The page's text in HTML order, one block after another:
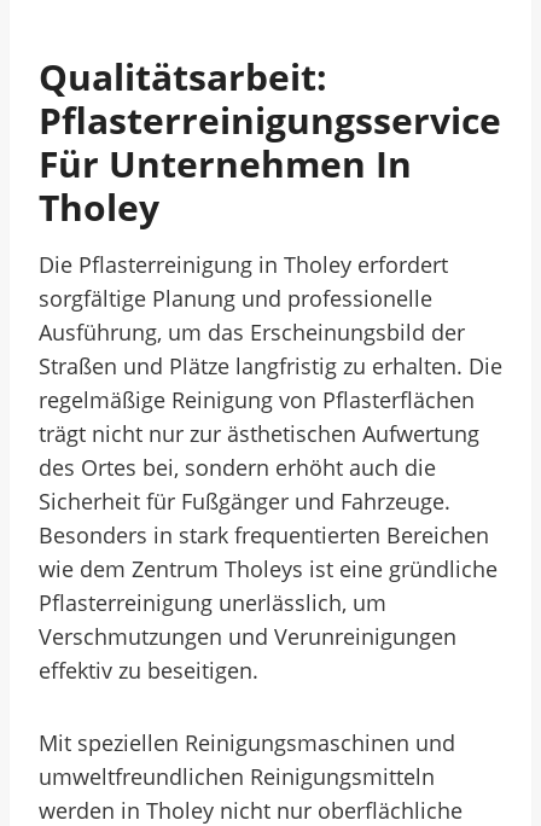
Qualitätsarbeit:
Pflasterreinigungsservice
Für Unternehmen In
Tholey
Die Pflasterreinigung in Tholey erfordert
sorgfältige Planung und professionelle
Ausführung, um das Erscheinungsbild der
Straßen und Plätze langfristig zu erhalten. Die
regelmäßige Reinigung von Pflasterflächen
trägt nicht nur zur ästhetischen Aufwertung
des Ortes bei, sondern erhöht auch die
Sicherheit für Fußgänger und Fahrzeuge.
Besonders in stark frequentierten Bereichen
wie dem Zentrum Tholeys ist eine gründliche
Pflasterreinigung unerlässlich, um
Verschmutzungen und Verunreinigungen
effektiv zu beseitigen.
Mit speziellen Reinigungsmaschinen und
umweltfreundlichen Reinigungsmitteln
werden in Tholey nicht nur oberflächliche